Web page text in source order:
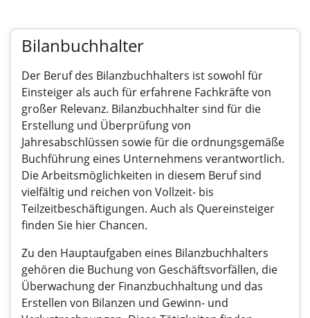
Bilanbuchhalter
Der Beruf des Bilanzbuchhalters ist sowohl für
Einsteiger als auch für erfahrene Fachkräfte von
großer Relevanz. Bilanzbuchhalter sind für die
Erstellung und Überprüfung von
Jahresabschlüssen sowie für die ordnungsgemäße
Buchführung eines Unternehmens verantwortlich.
Die Arbeitsmöglichkeiten in diesem Beruf sind
vielfältig und reichen von Vollzeit- bis
Teilzeitbeschäftigungen. Auch als Quereinsteiger
finden Sie hier Chancen.
Zu den Hauptaufgaben eines Bilanzbuchhalters
gehören die Buchung von Geschäftsvorfällen, die
Überwachung der Finanzbuchhaltung und das
Erstellen von Bilanzen und Gewinn- und